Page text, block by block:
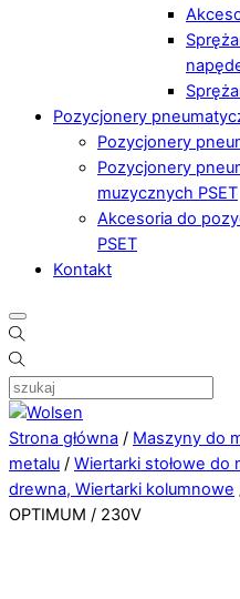
Pozycjonery
Pozycjonery
Pozycjonery
muzycznych PSET
Akcesoria do
PSET
Kontakt
Strona główna / Maszyny do
metalu / Wiertarki stołowe do
drewna, Wiertarki kolumnowe
OPTIMUM / 230V